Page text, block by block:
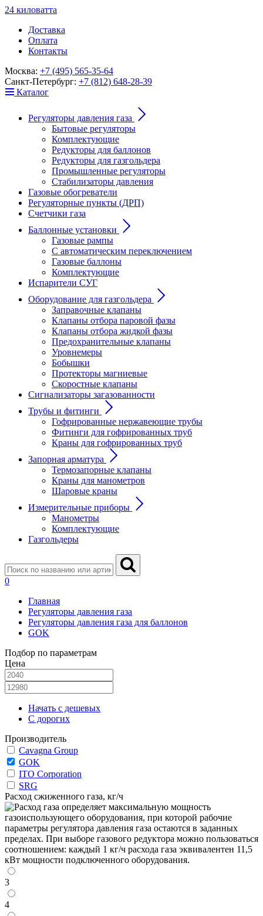
24 киловатта
Доставка
Оплата
Контакты
Москва: +7 (495) 565-35-64
Санкт-Петербург: +7 (812) 648-28-39
Каталог
Регуляторы давления газа
Бытовые регуляторы
Комплектующие
Редукторы для баллонов
Редукторы для газгольдера
Промышленные регуляторы
Стабилизаторы давления
Газовые обогреватели
Регуляторные пункты (ДРП)
Счетчики газа
Баллонные установки
Газовые рампы
С автоматическим переключением
Газовые баллоны
Комплектующие
Испарители СУГ
Оборудование для газгольдера
Заправочные клапаны
Клапаны отбора паровой фазы
Клапаны отбора жидкой фазы
Предохранительные клапаны
Уровнемеры
Бобышки
Протекторы магниевые
Скоростные клапаны
Сигнализаторы загазованности
Трубы и фитинги
Гофрированные нержавеющие трубы
Фитинги для гофрированных труб
Краны для гофрированных труб
Запорная арматура
Термозапорные клапаны
Краны для манометров
Шаровые краны
Измерительные приборы
Манометры
Комплектующие
Газгольдеры
0
Главная
Регуляторы давления газа
Регуляторы давления газа для баллонов
GOK
Подбор по параметрам
Цена
Начать с дешевых
С дорогих
Производитель
Cavagna Group
GOK
ITO Corporation
SRG
Расход сжиженного газа, кг/ч
3
4